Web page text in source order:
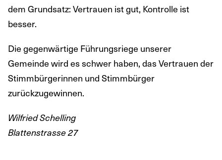
dem Grundsatz: Vertrauen ist gut, Kontrolle ist
besser.
Die gegenwärtige Führungsriege unserer
Gemeinde wird es schwer haben, das Vertrauen der
Stimmbürgerinnen und Stimmbürger
zurückzugewinnen.
Wilfried Schelling
Blattenstrasse 27